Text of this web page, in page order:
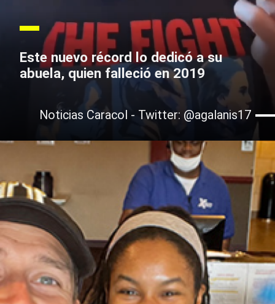
Este nuevo récord lo dedicó a su
abuela, quien falleció en 2019
Noticias Caracol - Twitter: @agalanis17